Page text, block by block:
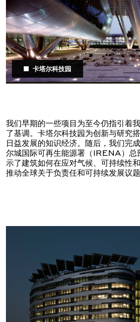
卡塔尔科技园
我们早期的一些项目为至今仍指引着
了基调。卡塔尔科技园为创新与研究
日益发展的知识经济。随后，我们完
尔城国际可再生能源署（IRENA）总
示了建筑如何在应对气候、可持续性
推动全球关于负责任和可持续发展议题